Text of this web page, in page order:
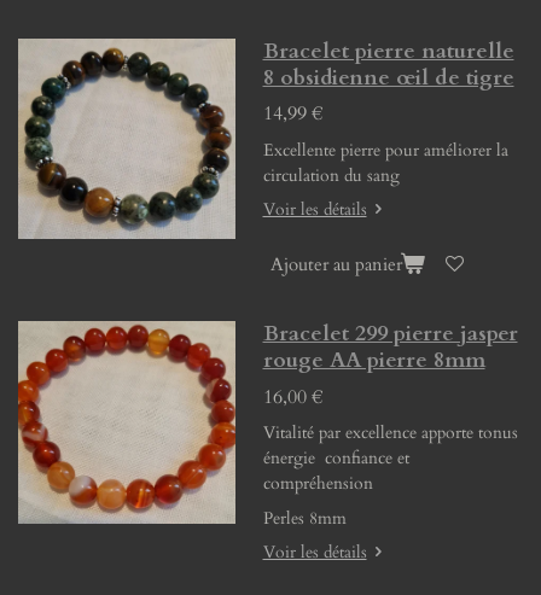
Bracelet pierre naturelle
8 obsidienne œil de tigre
14,99 €
Excellente pierre pour améliorer la
circulation du sang
Voir les détails
Ajouter au panier
Bracelet 299 pierre jasper
rouge AA pierre 8mm
16,00 €
Vitalité par excellence apporte tonus
énergie confiance et
compréhension
Perles 8mm
Voir les détails